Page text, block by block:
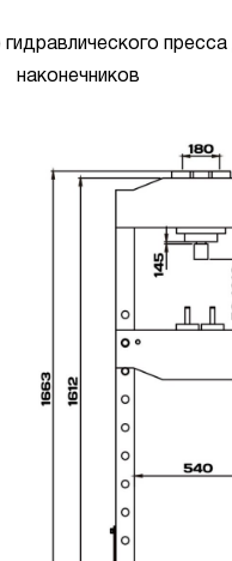
пресса
наконечников